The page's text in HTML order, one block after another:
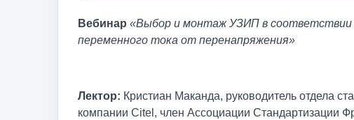
Вебинар «Выбор и монтаж УЗИП в
переменного тока от перенапряжения»
Лектор: Кристиан Маканда, руководитель отдела
компании Citel, член Ассоциации Стандартизации